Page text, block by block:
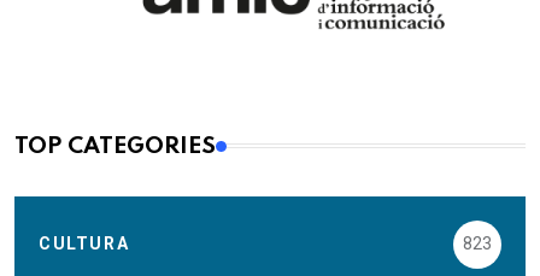
TOP CATEGORIES
CULTURA 823